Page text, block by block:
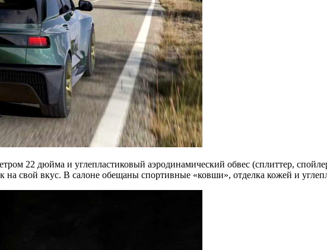
22 дюйма и углепластиковый аэродинамический обвес (сплиттер,
на свой вкус. В салоне обещаны спортивные «ковши», отделка кожей и